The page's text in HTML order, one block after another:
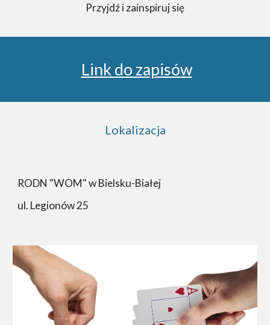
Przyjdź i zainspiruj się
Link do zapisów
Lokalizacja
RODN "WOM" w Bielsku-Białej
ul. Legionów 25